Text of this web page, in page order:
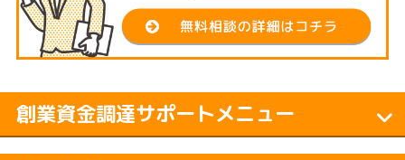
創業資金調達サポートメニュー